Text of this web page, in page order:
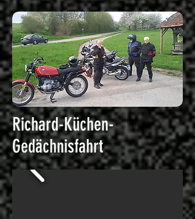
Richard-Küchen-
Gedächnisfahrt